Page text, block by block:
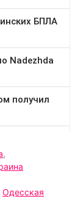
,
Одесская